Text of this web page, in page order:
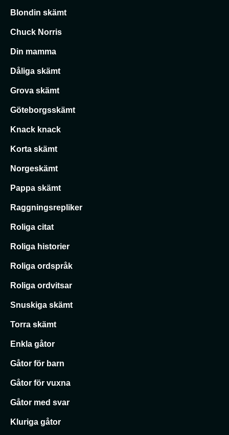
Blondin skämt
Chuck Norris
Din mamma
Dåliga skämt
Grova skämt
Göteborgsskämt
Knack knack
Korta skämt
Norgeskämt
Pappa skämt
Raggningsrepliker
Roliga citat
Roliga historier
Roliga ordspråk
Roliga ordvitsar
Snuskiga skämt
Torra skämt
Enkla gåtor
Gåtor för barn
Gåtor för vuxna
Gåtor med svar
Kluriga gåtor